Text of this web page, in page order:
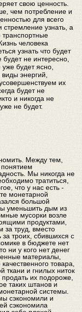
свою ценность.
чем потребление и
для всего
стремление узнать, а
человека
узнать что будет
не интересно,
будет ясно,
энергий,
их
будет не
и никогда не
не будет.
Между тем,
Мы никогда не
тратиться,
что у нас есть -
монетарной
большой
уменьшить дым из
мусорки возле
продуктами,
за труд, вместо
за троих, сбившихся с
в бюджете нет
ни у кого нет денег
материалы,
товара,
ткани и гнилых ниток
их подороже,
таких штанов и
системы.
сэкономили и
сэкономила